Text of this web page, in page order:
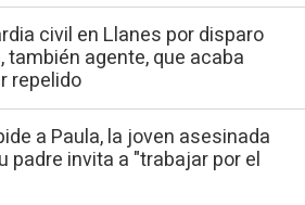
civil en Llanes por disparo
también agente, que acaba
repelido
a Paula, la joven asesinada
padre invita a "trabajar por el